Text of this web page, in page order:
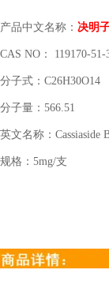
产品中文名称： 决明
CAS NO： 119170-51-
分子式： C26H30O14
分子量： 566.51
英文名称： Cassiaside
规格： 5mg/支